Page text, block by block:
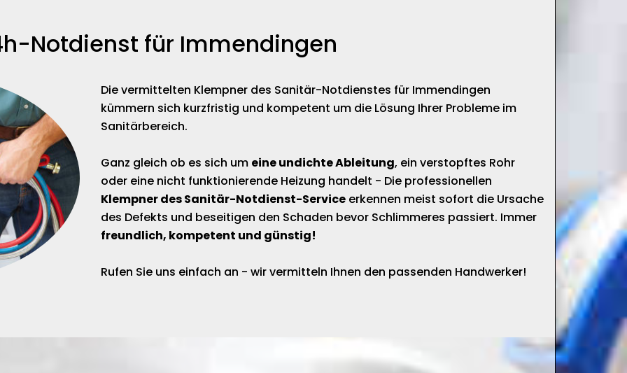
Notdienst für Immendingen
Die vermittelten Klempner des Sanitär-Notdienstes für Immendingen
kümmern sich kurzfristig und kompetent um die Lösung Ihrer Probleme im
Sanitärbereich.
Ganz gleich ob es sich um eine undichte Ableitung, ein verstopftes Rohr
oder eine nicht funktionierende Heizung handelt - Die professionellen
Klempner des Sanitär-Notdienst-Service erkennen meist sofort die Ursache
des Defekts und beseitigen den Schaden bevor Schlimmeres passiert. Immer
freundlich, kompetent und günstig!
Rufen Sie uns einfach an - wir vermitteln Ihnen den passenden Handwerker!